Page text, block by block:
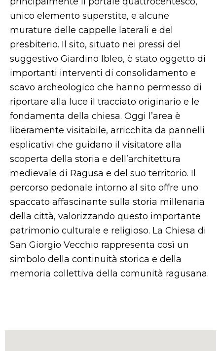
unico elemento superstite, e alcune
murature delle cappelle laterali e del
presbiterio. Il sito, situato nei pressi del
suggestivo Giardino Ibleo, è stato oggetto di
importanti interventi di consolidamento e
scavo archeologico che hanno permesso di
riportare alla luce il tracciato originario e le
fondamenta della chiesa. Oggi l’area è
liberamente visitabile, arricchita da pannelli
esplicativi che guidano il visitatore alla
scoperta della storia e dell’architettura
medievale di Ragusa e del suo territorio. Il
percorso pedonale intorno al sito offre uno
spaccato affascinante sulla storia millenaria
della città, valorizzando questo importante
patrimonio culturale e religioso. La Chiesa di
San Giorgio Vecchio rappresenta così un
simbolo della continuità storica e della
memoria collettiva della comunità ragusana.